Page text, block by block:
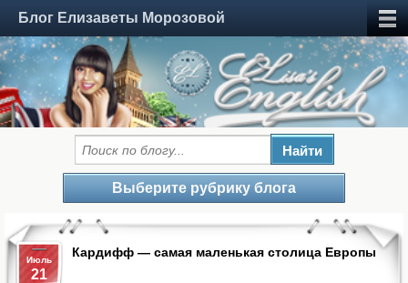
Блог Елизаветы Морозовой
Выберите рубрику блога
Июль
21
Кардифф — самая маленькая столица Европы